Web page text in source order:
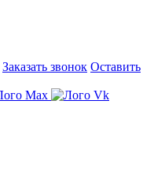
Заказать звонок Оставить